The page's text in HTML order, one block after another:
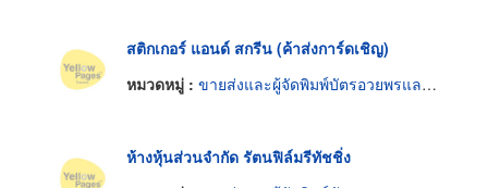
สติกเกอร์ แอนด์ สกรีน (ค้าส่งการ์ดเชิญ)
หมวดหมู่ : ขายส่งและผู้จัดพิมพ์บัตรอวยพรและโปสการ์ด
ห้างหุ้นส่วนจำกัด รัตนฟิล์มรีทัชชิ่ง